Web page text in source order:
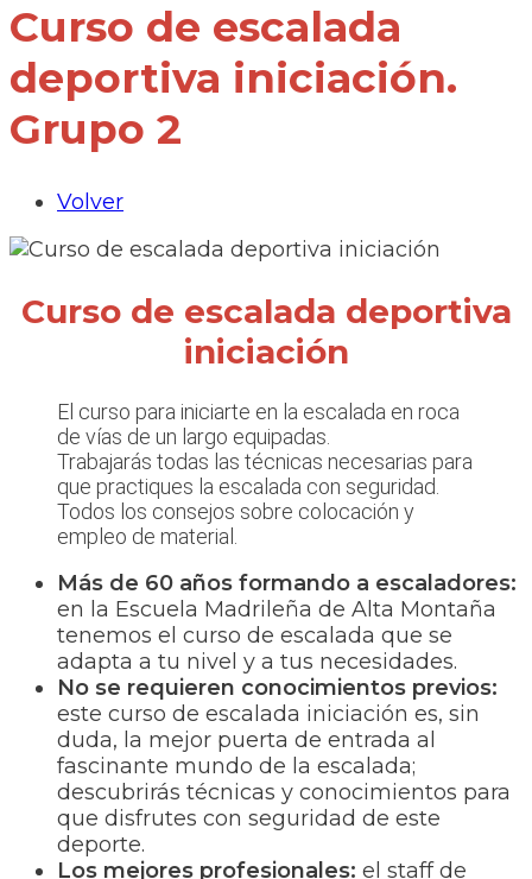
Curso de escalada
deportiva iniciación.
Grupo 2
Volver
Curso de escalada deportiva
iniciación
El curso para iniciarte en la escalada en roca
de vías de un largo equipadas.
Trabajarás todas las técnicas necesarias para
que practiques la escalada con seguridad.
Todos los consejos sobre colocación y
empleo de material.
Más de 60 años formando a escaladores:
en la Escuela Madrileña de Alta Montaña
tenemos el curso de escalada que se
adapta a tu nivel y a tus necesidades.
No se requieren conocimientos previos:
este curso de escalada iniciación es, sin
duda, la mejor puerta de entrada al
fascinante mundo de la escalada;
descubrirás técnicas y conocimientos para
que disfrutes con seguridad de este
deporte.
Los mejores profesionales: el staff de